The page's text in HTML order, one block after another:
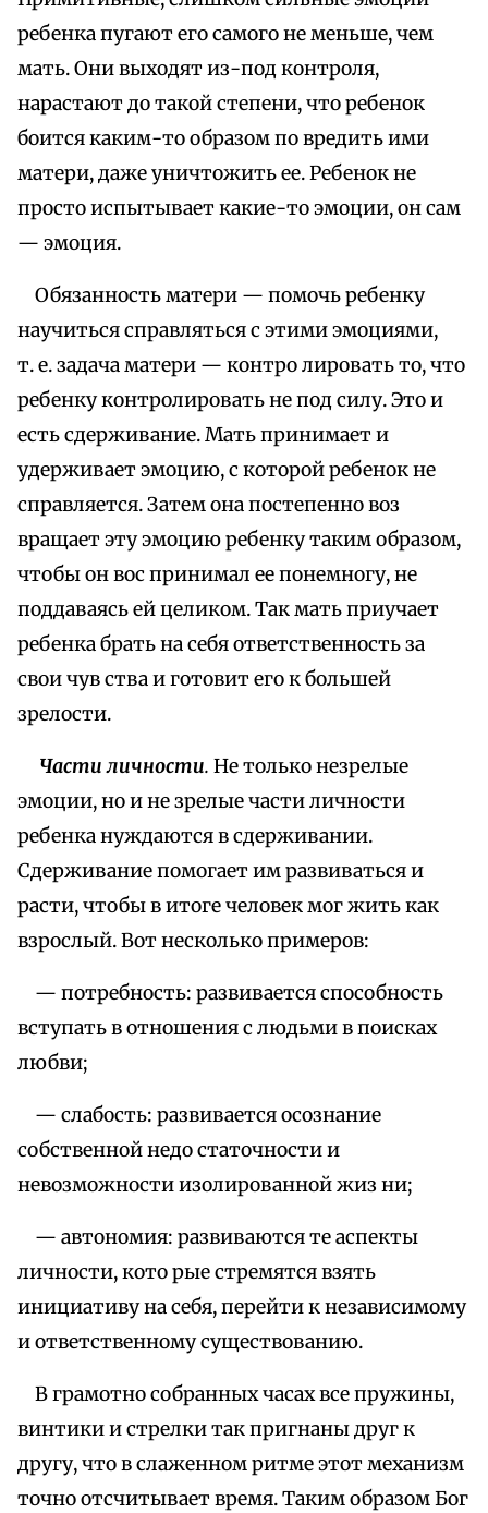
ребенка пугают его самого не меньше, чем
мать. Они выходят из-под контроля,
нарастают до такой степени, что ребенок
боится каким-то образом по вредить ими
матери, даже уничтожить ее. Ребенок не
просто испытывает какие-то эмоции, он сам
— эмоция.
Обязанность матери — помочь ребенку
научиться справляться с этими эмоциями,
т. е. задача матери — контро лировать то, что
ребенку контролировать не под силу. Это и
есть сдерживание. Мать принимает и
удерживает эмоцию, с которой ребенок не
справляется. Затем она постепенно воз
вращает эту эмоцию ребенку таким образом,
чтобы он вос принимал ее понемногу, не
поддаваясь ей целиком. Так мать приучает
ребенка брать на себя ответственность за
свои чув ства и готовит его к большей
зрелости.
Части личности. Не только незрелые
эмоции, но и не зрелые части личности
ребенка нуждаются в сдерживании.
Сдерживание помогает им развиваться и
расти, чтобы в итоге человек мог жить как
взрослый. Вот несколько примеров:
— потребность: развивается способность
вступать в отношения с людьми в поисках
любви;
— слабость: развивается осознание
собственной недо статочности и
невозможности изолированной жиз ни;
— автономия: развиваются те аспекты
личности, кото рые стремятся взять
инициативу на себя, перейти к независимому
и ответственному существованию.
В грамотно собранных часах все пружины,
винтики и стрелки так пригнаны друг к
другу, что в слаженном ритме этот механизм
точно отсчитывает время. Таким образом Бог